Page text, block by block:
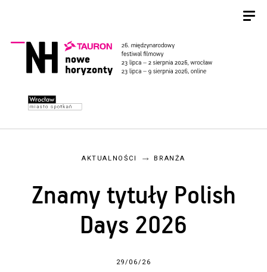
AKTUALNOŚCI BRANŻA
Znamy tytuły Polish
Days 2026
29/06/26